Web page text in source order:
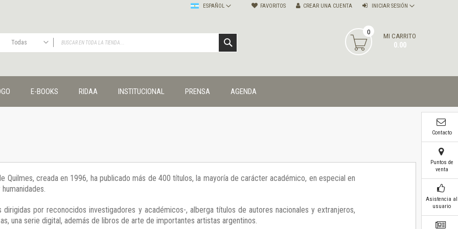
FAVORITOS INICIAR SESIÓN
CREAR UNA CUENTA
ESPAÑOL
Todas
Publicaciones
Editorial
Cuadernos universitarios
Derechos humanos
Ediciones especiales
Géneros
MI CARRITO
0.00
0
E-BOOKS RIDAA INSTITUCIONAL PRENSA AGENDA
Quilmes, creada en 1996, ha publicado más de 400 títulos, la mayoría de carácter académico, en especial en
por reconocidos investigadores y académicos-, alberga títulos de autores nacionales y extranjeros,
una serie digital, además de libros de arte de importantes artistas argentinos.
Contacto
Puntos de
venta
Asistencia al
usuario